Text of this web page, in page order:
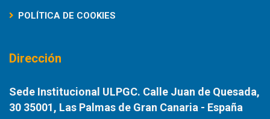
POLÍTICA DE COOKIES
Dirección
Sede Institucional ULPGC. Calle Juan de Quesada,
30 35001, Las Palmas de Gran Canaria - España